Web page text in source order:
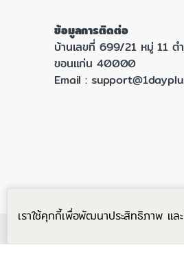
ข้อมูลการติดต่อ
บ้านเลขที่ 699/21 หมู่ 11 ต
ขอนแก่น 40000
Email :
เราใช้คุกกี้เพื่อพัฒนาประสิทธิภาพ แ